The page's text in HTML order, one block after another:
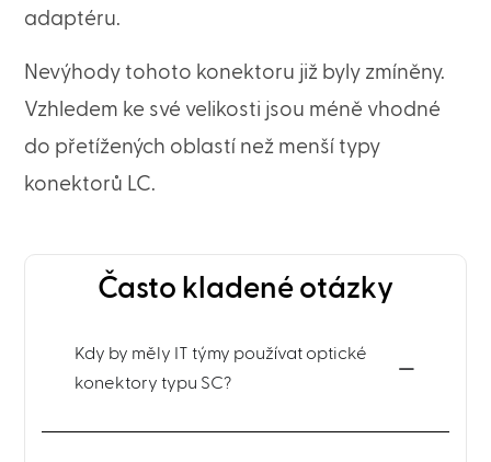
adaptéru.
Nevýhody tohoto konektoru již byly zmíněny.
Vzhledem ke své velikosti jsou méně vhodné
do přetížených oblastí než menší typy
konektorů LC.
Často kladené otázky
Kdy by měly IT týmy používat optické
konektory typu SC?